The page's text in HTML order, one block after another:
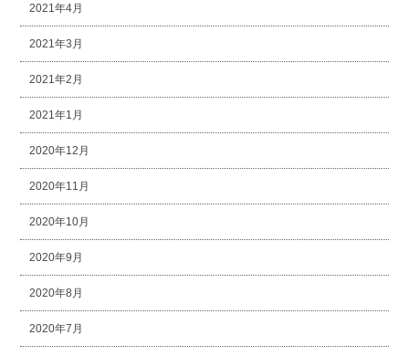
2021年4月
2021年3月
2021年2月
2021年1月
2020年12月
2020年11月
2020年10月
2020年9月
2020年8月
2020年7月